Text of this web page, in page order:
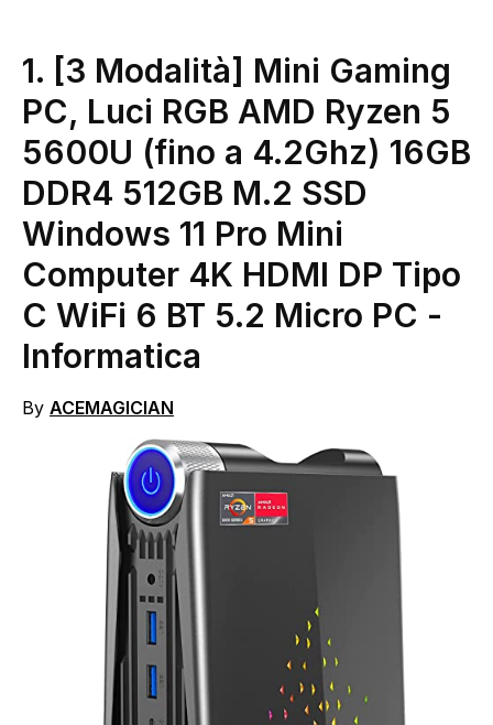
1. [3 Modalità] Mini Gaming
PC, Luci RGB AMD Ryzen 5
5600U (fino a 4.2Ghz) 16GB
DDR4 512GB M.2 SSD
Windows 11 Pro Mini
Computer 4K HDMI DP Tipo
C WiFi 6 BT 5.2 Micro PC -
Informatica
By ACEMAGICIAN